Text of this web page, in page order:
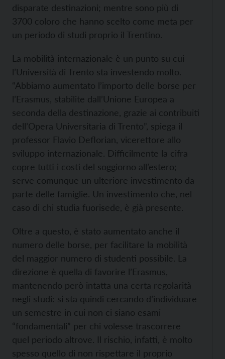
disparate destinazioni; mentre sono più di
3700 coloro che hanno scelto come meta per
un periodo di studi proprio il Trentino.
La mobilità internazionale è un punto su cui
l’Università di Trento sta investendo molto.
“Abbiamo aumentato l’importo delle borse per
l’Erasmus, stabilite dall’Unione Europea a
seconda della destinazione, grazie ai contribuiti
dell’Opera Universitaria di Trento”, spiega il
professor Flavio Deflorian, vicerettore allo
sviluppo internazionale. Difficilmente la cifra
copre tutti i costi del soggiorno all’estero;
serve comunque un ulteriore investimento da
parte delle famiglie. Un investimento che, nel
caso di chi studia fuorisede, è già presente.
Oltre a questo, è stato aumentato anche il
numero delle borse, per facilitare la mobilità
del maggior numero di studenti possibile. La
direzione è quella di favorire l’Erasmus,
mantenendo però intatta una certa regolarità
negli studi: si sta quindi cercando d’individuare
un semestre in cui non ci siano esami
“fondamentali” per chi volesse trascorrere
quel periodo altrove. Il rischio, infatti, è molto
spesso quello di non rispettare il proprio